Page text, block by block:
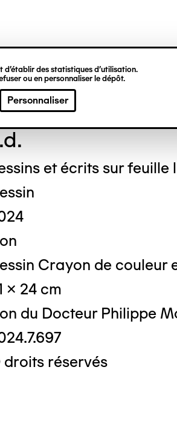
des statistiques d’utilisation.
ou en personnaliser le dépôt.
Personnaliser HU
et écrits sur feuille
Crayon de couleur
x 24 cm
du Docteur Philippe
réservés